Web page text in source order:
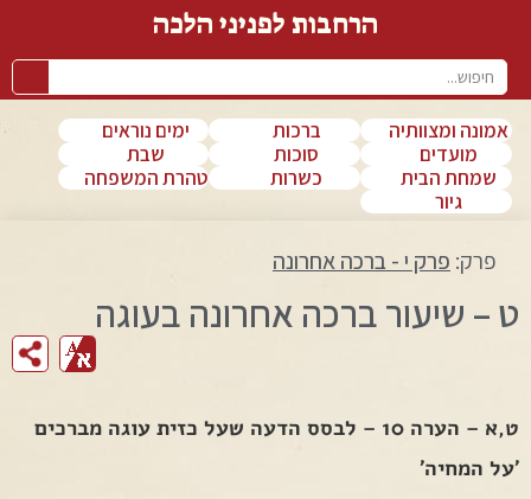
הרחבות לפניני הלכה
אמונה ומצוותיה ברכות
ימים נוראים
מועדים
סוכות
שבת
שמחת הבית
כשרות
טהרת המשפחה
גיור
פרק: פרק י - ברכה אחרונה
ט – שיעור ברכה אחרונה בעוגה
fr
ט,א – הערה 10 – לבסס הדעה שעל כזית עוגה מברכים
'על המחיה'